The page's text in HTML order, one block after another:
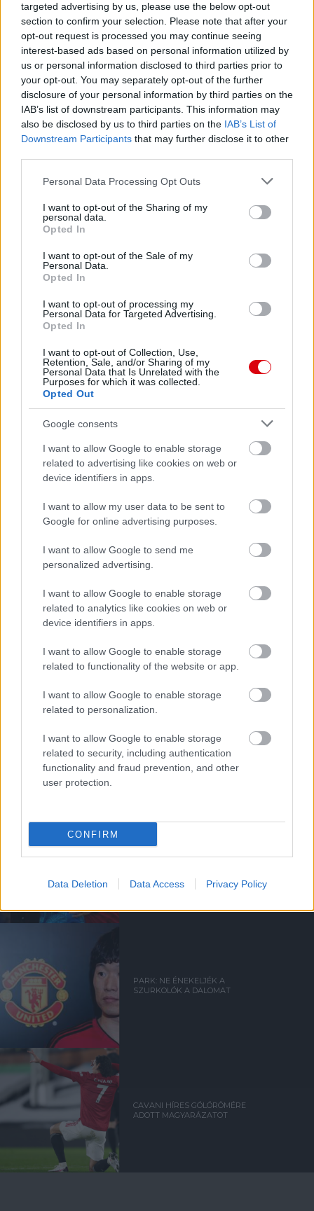
targeted advertising by us, please use the below opt-out
section to confirm your selection. Please note that after your
opt-out request is processed you may continue seeing
interest-based ads based on personal information utilized by
us or personal information disclosed to third parties prior to
your opt-out. You may separately opt-out of the further
disclosure of your personal information by third parties on the
IAB’s list of downstream participants. This information may
also be disclosed by us to third parties on the IAB’s List of
Downstream Participants that may further disclose it to other
Please note that this website/app uses one or more Google
not limited to your visit or usage behaviour. You may click to
grant or deny consent to Google and its third-party tags to
use your data for below specified purposes in below Google
consent section.
Personal Data Processing Opt Outs
I want to opt-out of the Sharing of my
personal data.
Opted In
I want to opt-out of the Sale of my
Personal Data.
Opted In
I want to opt-out of processing my
Personal Data for Targeted Advertising.
Opted In
I want to opt-out of Collection, Use,
Retention, Sale, and/or Sharing of my
Personal Data that Is Unrelated with the
Purposes for which it was collected.
Opted Out
Google consents
I want to allow Google to enable storage
related to advertising like cookies on web or
device identifiers in apps.
I want to allow my user data to be sent to
Google for online advertising purposes.
I want to allow Google to send me
personalized advertising.
I want to allow Google to enable storage
related to analytics like cookies on web or
device identifiers in apps.
I want to allow Google to enable storage
related to functionality of the website or app.
I want to allow Google to enable storage
related to personalization.
I want to allow Google to enable storage
related to security, including authentication
functionality and fraud prevention, and other
user protection.
CONFIRM
Data Deletion Data Access Privacy Policy
Meccs Center
Paris Saint-Germainvs
Manchester United
Nya Ullevi, Göteborg
2026-08-08 17:00
AC MilanvsManchester United 2026-08-15 18:00
ELŐZŐ MÉRKŐZÉSEK
Támogatás
a ManUtdFanatics.hu működését!
Kapcsolódó hírek
ÉRDEKESSÉGEK
AS GYŐZELMEK
EURÓPA-LIGA
PARK: NE ÉNEKELJÉK A
SZURKOLÓK A DALOMAT
CAVANI HÍRES GÓLÖRÖMÉRE
ADOTT MAGYARÁZATOT